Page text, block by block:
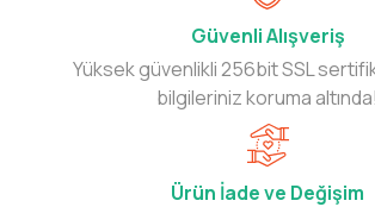
Güvenli Alışveriş
Yüksek güvenlikli 256bit SSL
bilgileriniz koruma altında!
Ürün İade ve Değişim